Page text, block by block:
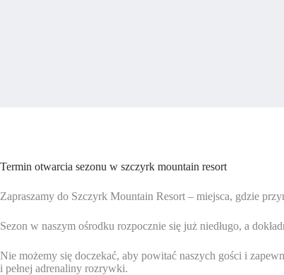
Termin otwarcia sezonu w szczyrk mountain resort
Zapraszamy do Szczyrk Mountain Resort – miejsca, gdzie
Sezon w naszym ośrodku rozpocznie się już niedługo, a
Nie możemy się doczekać, aby powitać naszych gości i
i pełnej adrenaliny rozrywki.